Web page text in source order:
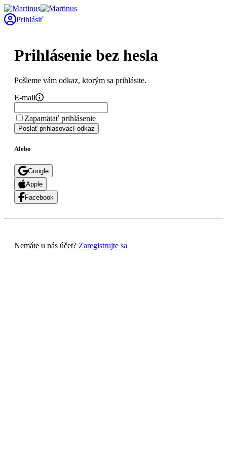
Prihlásiť
Prihlásenie bez hesla
Pošleme vám odkaz, ktorým sa prihlásite.
E-mail
Zapamätať prihlásenie
Poslať prihlasovací odkaz
Alebo
Google
Apple
Facebook
Nemáte u nás účet? Zaregistrujte sa